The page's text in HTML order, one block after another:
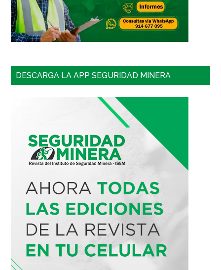
DESCARGA LA APP SEGURIDAD MINERA